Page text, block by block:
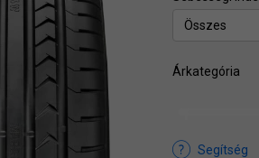
Összes
Árkategória
Segítség